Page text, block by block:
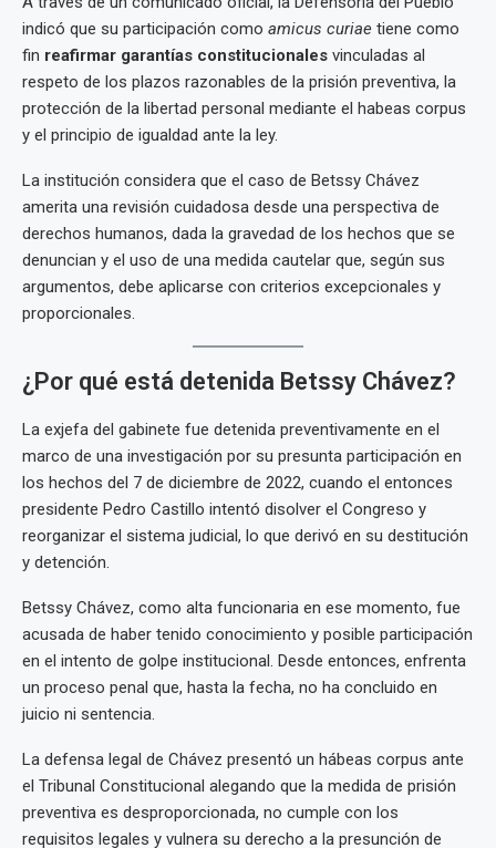
indicó que su participación como amicus curiae tiene como
fin reafirmar garantías constitucionales vinculadas al
respeto de los plazos razonables de la prisión preventiva, la
protección de la libertad personal mediante el habeas corpus
y el principio de igualdad ante la ley.
La institución considera que el caso de Betssy Chávez
amerita una revisión cuidadosa desde una perspectiva de
derechos humanos, dada la gravedad de los hechos que se
denuncian y el uso de una medida cautelar que, según sus
argumentos, debe aplicarse con criterios excepcionales y
proporcionales.
¿Por qué está detenida Betssy Chávez?
La exjefa del gabinete fue detenida preventivamente en el
marco de una investigación por su presunta participación en
los hechos del 7 de diciembre de 2022, cuando el entonces
presidente Pedro Castillo intentó disolver el Congreso y
reorganizar el sistema judicial, lo que derivó en su destitución
y detención.
Betssy Chávez, como alta funcionaria en ese momento, fue
acusada de haber tenido conocimiento y posible participación
en el intento de golpe institucional. Desde entonces, enfrenta
un proceso penal que, hasta la fecha, no ha concluido en
juicio ni sentencia.
La defensa legal de Chávez presentó un hábeas corpus ante
el Tribunal Constitucional alegando que la medida de prisión
preventiva es desproporcionada, no cumple con los
requisitos legales y vulnera su derecho a la presunción de